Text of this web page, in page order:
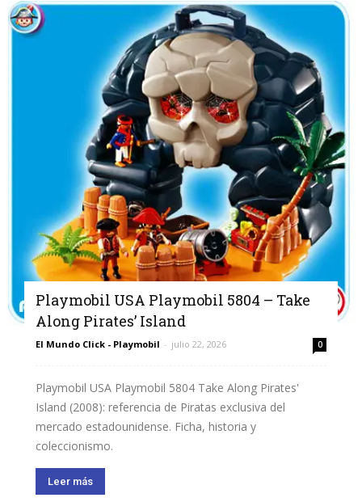
Playmobil USA Playmobil 5804 – Take
Along Pirates’ Island
El Mundo Click - Playmobil - julio 22, 2026 0
Playmobil USA Playmobil 5804 Take Along Pirates'
Island (2008): referencia de Piratas exclusiva del
mercado estadounidense. Ficha, historia y
coleccionismo.
Leer más